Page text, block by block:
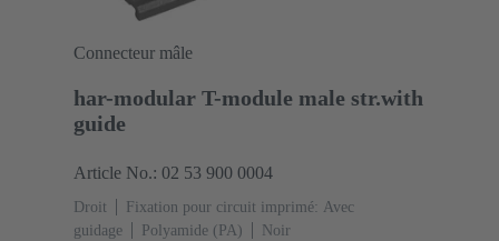
Connecteur mâle
har-modular T-module male str.with
guide
Article No.: 02 53 900 0004
Droit
Fixation pour circuit imprimé: Avec
guidage
Polyamide (PA) Noir